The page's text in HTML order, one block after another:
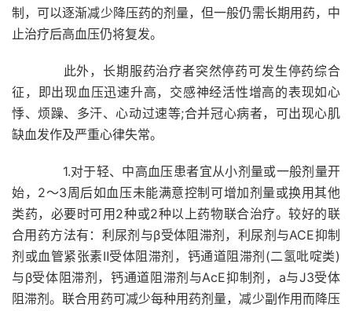
制，可以逐渐减少降压药的剂量，但一般仍需长期用药，中
止治疗后高血压仍将复发。
此外，长期服药治疗者突然停药可发生停药综合
征，即出现血压迅速升高，交感神经活性增高的表现如心
悸、烦躁、多汗、心动过速等;合并冠心病者，可出现心肌
缺血发作及严重心律失常。
1.对于轻、中高血压患者宜从小剂量或一般剂量开
始，2～3周后如血压未能满意控制可增加剂量或换用其他
类药，必要时可用2种或2种以上药物联合治疗。较好的联
合用药方法有：利尿剂与β受体阻滞剂，利尿剂与ACE抑制
剂或血管紧张素Ⅱ受体阻滞剂，钙通道阻滞剂(二氢吡啶类)
与β受体阻滞剂，钙通道阻滞剂与AcE抑制剂，a与J3受体
阻滞剂。联合用药可减少每种用药剂量，减少副作用而降压